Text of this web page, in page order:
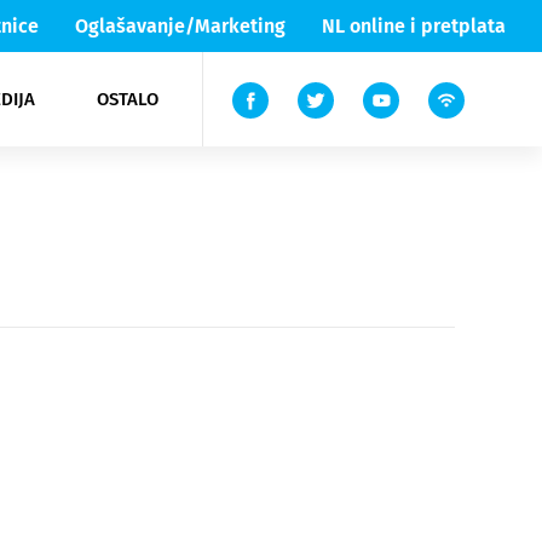
Oglašavanje/Marketing NL online i pretplata
OSTALO
Lika & Senj
TV